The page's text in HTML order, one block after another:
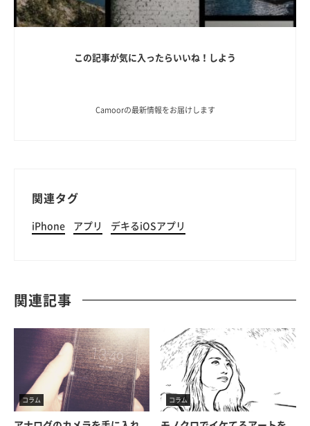
この記事が気に入ったらいいね！しよう
Camoorの最新情報をお届けします
関連タグ
iPhone アプリ デキるiOSアプリ
関連記事
コラム コラム